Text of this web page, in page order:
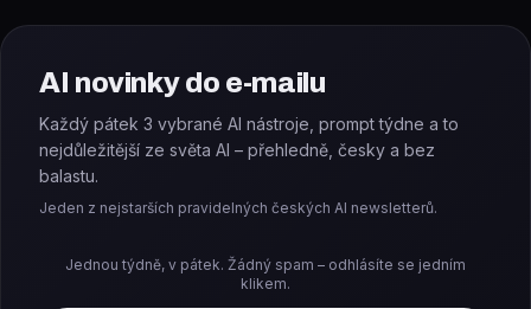
AI novinky do e-mailu
Každý pátek 3 vybrané AI nástroje, prompt týdne a to
nejdůležitější ze světa AI – přehledně, česky a bez
balastu.
Jeden z nejstarších pravidelných českých AI newsletterů.
Jednou týdně, v pátek. Žádný spam – odhlásíte se jedním
klikem.